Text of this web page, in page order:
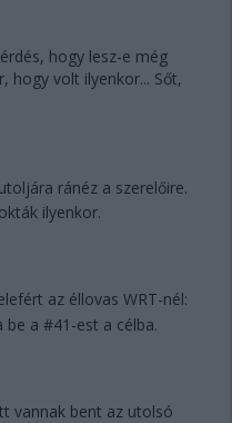
hogy lesz-e még
hogy volt ilyenkor... Sőt,
ránéz a szerelőire.
ilyenkor.
az éllovas WRT-nél:
a #41-est a célba.
vannak bent az utolsó